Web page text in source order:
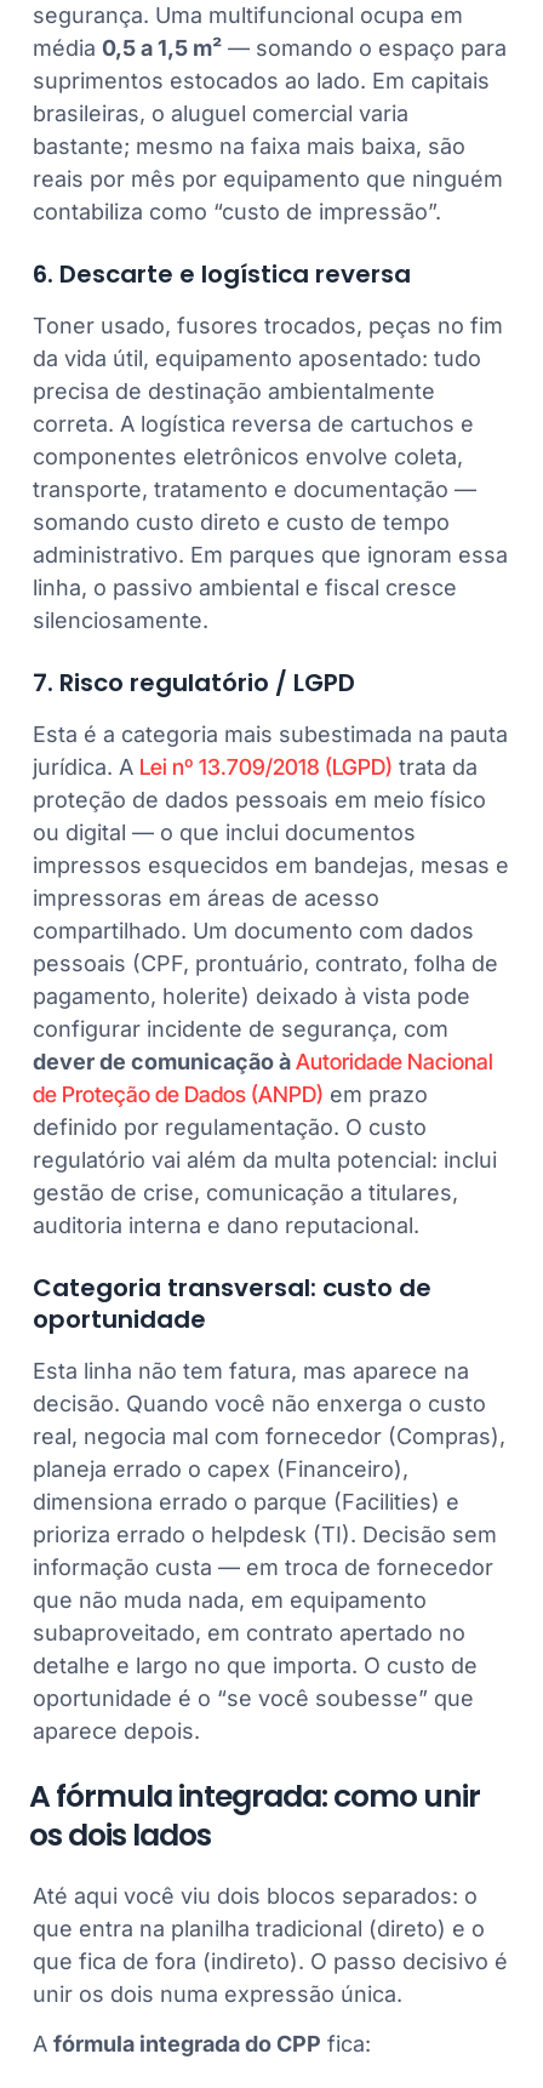
segurança. Uma multifuncional ocupa em
média 0,5 a 1,5 m² — somando o espaço para
suprimentos estocados ao lado. Em capitais
brasileiras, o aluguel comercial varia
bastante; mesmo na faixa mais baixa, são
reais por mês por equipamento que ninguém
contabiliza como “custo de impressão”.
6. Descarte e logística reversa
Toner usado, fusores trocados, peças no fim
da vida útil, equipamento aposentado: tudo
precisa de destinação ambientalmente
correta. A logística reversa de cartuchos e
componentes eletrônicos envolve coleta,
transporte, tratamento e documentação —
somando custo direto e custo de tempo
administrativo. Em parques que ignoram essa
linha, o passivo ambiental e fiscal cresce
silenciosamente.
7. Risco regulatório / LGPD
Esta é a categoria mais subestimada na pauta
jurídica. A Lei nº 13.709/2018 (LGPD) trata da
proteção de dados pessoais em meio físico
ou digital — o que inclui documentos
impressos esquecidos em bandejas, mesas e
impressoras em áreas de acesso
compartilhado. Um documento com dados
pessoais (CPF, prontuário, contrato, folha de
pagamento, holerite) deixado à vista pode
configurar incidente de segurança, com
dever de comunicação àAutoridade Nacional
de Proteção de Dados (ANPD) em prazo
definido por regulamentação. O custo
regulatório vai além da multa potencial: inclui
gestão de crise, comunicação a titulares,
auditoria interna e dano reputacional.
Categoria transversal: custo de
oportunidade
Esta linha não tem fatura, mas aparece na
decisão. Quando você não enxerga o custo
real, negocia mal com fornecedor (Compras),
planeja errado o capex (Financeiro),
dimensiona errado o parque (Facilities) e
prioriza errado o helpdesk (TI). Decisão sem
informação custa — em troca de fornecedor
que não muda nada, em equipamento
subaproveitado, em contrato apertado no
detalhe e largo no que importa. O custo de
oportunidade é o “se você soubesse” que
aparece depois.
A fórmula integrada: como unir
os dois lados
Até aqui você viu dois blocos separados: o
que entra na planilha tradicional (direto) e o
que fica de fora (indireto). O passo decisivo é
unir os dois numa expressão única.
A fórmula integrada do CPP fica: